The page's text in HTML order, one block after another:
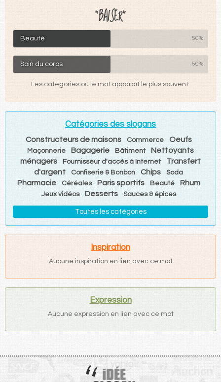
"BAISER"
Beauté 50%
Soin du corps 50%
Les catégories où le mot apparaît le plus souvent.
Catégories des slogans
Constructeurs de maisons Commerce Oeufs
Maçonnerie Bagagerie Bâtiment
Nettoyants
ménagers
Fournisseur d'accès à Internet
Transfert
d'argent
Confiserie & Bonbon Chips Soda
Pharmacie Céréales Paris sportifs Beauté Rhum
Jeux vidéos Desserts Sauces & épices
Toutes les catégories
Inspiration
Aucune inspiration en lien avec ce mot
Expression
Aucune expression en lien avec ce mot